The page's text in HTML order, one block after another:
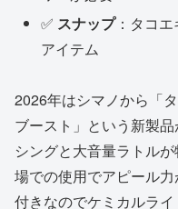
✅ スナップ：タコ
アイテム
2026年はシマノから「
ブースト」という新製
シングと大音量ラトル
場での使用でアピール
付きなのでケミカルライ